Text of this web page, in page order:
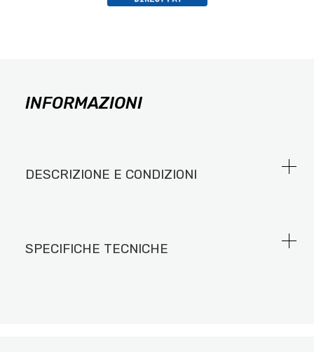
INFORMAZIONI
DESCRIZIONE E CONDIZIONI
SPECIFICHE TECNICHE